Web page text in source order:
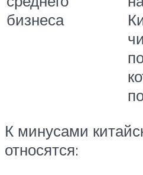
бизнеса
К минусами
относятся: